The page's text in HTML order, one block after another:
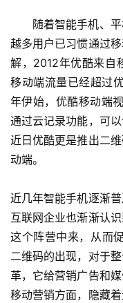
随着智能手机、
越多用户已习惯通过
解，2012年优酷来自
移动端流量已经超过
年伊始，优酷移动端
通过云记录功能，可
近日优酷更是推出二
动端。
近几年智能手机逐渐
互联网企业也渐渐认
这个阵营中来，从而
二维码的出现，对于
革，它给营销广告和
移动营销方面，隐藏